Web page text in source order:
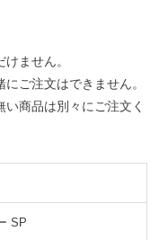
ません。
ご注文はできません。
商品は別々にご注文く
SP